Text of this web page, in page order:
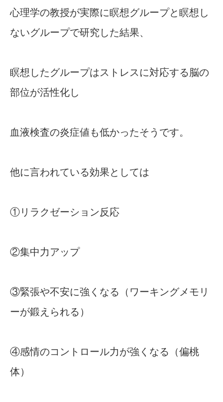
心理学の教授が実際に瞑想グループと瞑想し
ないグループで研究した結果、
瞑想したグループはストレスに対応する脳の
部位が活性化し
血液検査の炎症値も低かったそうです。
他に言われている効果としては
①リラクゼーション反応
②集中力アップ
③緊張や不安に強くなる（ワーキングメモリ
ーが鍛えられる）
④感情のコントロール力が強くなる（偏桃
体）